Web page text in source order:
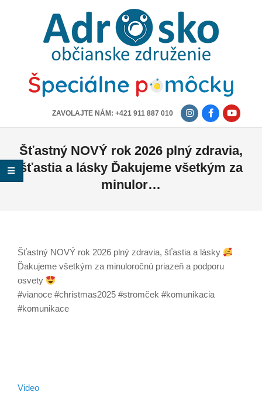
ADROSKO
OBČIANSKE
ZDRUŽENIE
ZAVOLAJTE NÁM: +421 911 887 010
Šťastný NOVÝ rok 2026 plný zdravia,
šťastia a lásky Ďakujeme všetkým za
minulor…
Šťastný NOVÝ rok 2026 plný zdravia, šťastia a lásky
Ďakujeme všetkým za minuloročnú priazeň a podporu
osvety
#vianoce #christmas2025 #stromček #komunikacia
#komunikace
Video